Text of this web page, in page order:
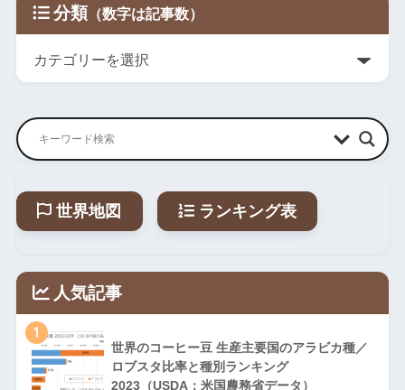
分類
世界地図 ランキング表
人気記事
1
世界のコーヒー豆 生産主要国のアラビカ種／
ロブスタ比率と種別ランキング
2023（USDA：米国農務省データ）